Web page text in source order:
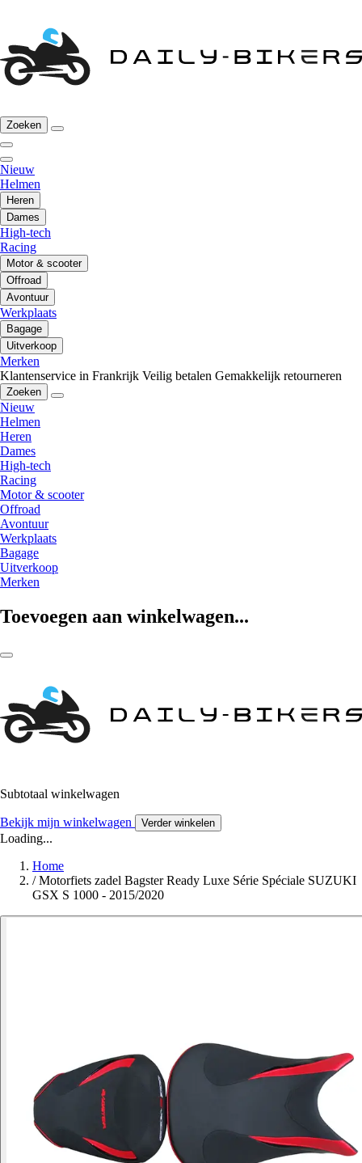
Zoeken
Nieuw
Helmen
Heren
Dames
High-tech
Racing
Motor & scooter
Offroad
Avontuur
Werkplaats
Bagage
Uitverkoop
Merken
Klantenservice in Frankrijk Veilig betalen Gemakkelijk retourneren
Zoeken
Nieuw
Helmen
Heren
Dames
High-tech
Racing
Motor & scooter
Offroad
Avontuur
Werkplaats
Bagage
Uitverkoop
Merken
Toevoegen aan winkelwagen...
Subtotaal winkelwagen
Bekijk mijn winkelwagen Verder winkelen
Loading...
Home
/ Motorfiets zadel Bagster Ready Luxe Série Spéciale SUZUKI
GSX S 1000 - 2015/2020